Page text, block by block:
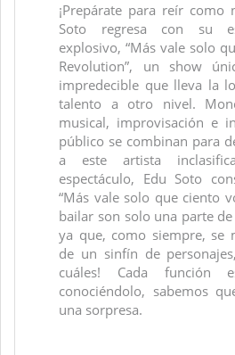
¡Prepárate para reír como
Soto regresa con su
explosivo, “Más vale solo
Revolution”, un show
impredecible que lleva la
talento a otro nivel.
musical, improvisación e
público se combinan para
a este artista
espectáculo, Edu Soto
“Más vale solo que ciento
bailar son solo una parte
ya que, como siempre, se
de un sinfín de
cuáles! Cada función
conociéndolo, sabemos
una sorpresa.